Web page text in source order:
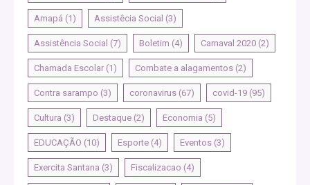
Amapá (1) Assistêcia Social (3)
Assistência Social (7) Boletim (4) Carnaval 2020 (2)
Chamada Escolar (1) Combate a alagamentos (2)
Contra sarampo (3) coronavirus (67) covid-19 (95)
Cultura (3) Destaque (2) Economia (5)
EDUCAÇÃO (10) Esporte (4) Eventos (3)
Exercita Santana (3) Fiscalizacao (4)